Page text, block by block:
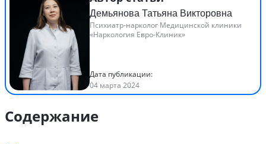
Демьянова Татьяна Викторовна
Психиатр-нарколог Медицинской клиники
«Наркология Евро-Клиник»
Дата публикации:
04 марта 2024
Содержание